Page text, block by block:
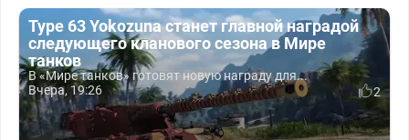
Type 63 Yokozuna станет главной наградой
следующего кланового сезона в Мире
танков
В «Мире танков» готовят новую награду для...
Вчера, 19:26
2